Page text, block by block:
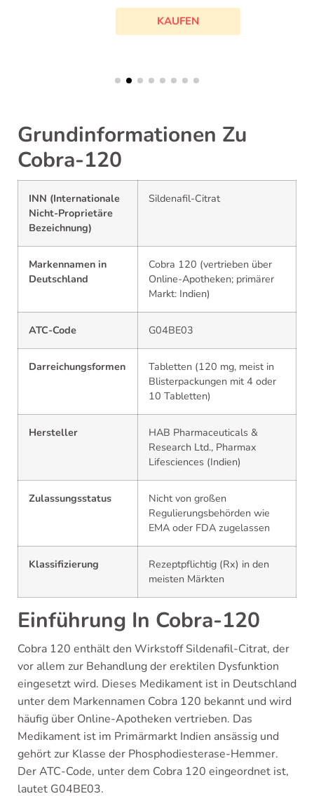
KAUFEN
Grundinformationen Zu
Cobra-120
INN (Internationale
Nicht-Proprietäre
Bezeichnung)
Sildenafil-Citrat
Markennamen in
Deutschland
Cobra 120 (vertrieben über
Online-Apotheken; primärer
Markt: Indien)
ATC-Code G04BE03
Darreichungsformen
Tabletten (120 mg, meist in
Blisterpackungen mit 4 oder
10 Tabletten)
Hersteller
HAB Pharmaceuticals &
Research Ltd., Pharmax
Lifesciences (Indien)
Zulassungsstatus
Nicht von großen
Regulierungsbehörden wie
EMA oder FDA zugelassen
Klassifizierung
Rezeptpflichtig (Rx) in den
meisten Märkten
Einführung In Cobra-120
Cobra 120 enthält den Wirkstoff Sildenafil-Citrat, der
vor allem zur Behandlung der erektilen Dysfunktion
eingesetzt wird. Dieses Medikament ist in Deutschland
unter dem Markennamen Cobra 120 bekannt und wird
häufig über Online-Apotheken vertrieben. Das
Medikament ist im Primärmarkt Indien ansässig und
gehört zur Klasse der Phosphodiesterase-Hemmer.
Der ATC-Code, unter dem Cobra 120 eingeordnet ist,
lautet G04BE03.